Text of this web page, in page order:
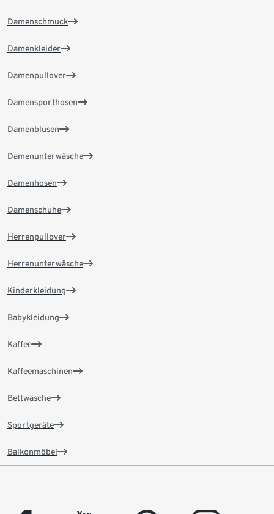
Damenschmuck
Damenkleider
Damenpullover
Damensporthosen
Damenblusen
Damenunterwäsche
Damenhosen
Damenschuhe
Herrenpullover
Herrenunterwäsche
Kinderkleidung
Babykleidung
Kaffee
Kaffeemaschinen
Bettwäsche
Sportgeräte
Balkonmöbel